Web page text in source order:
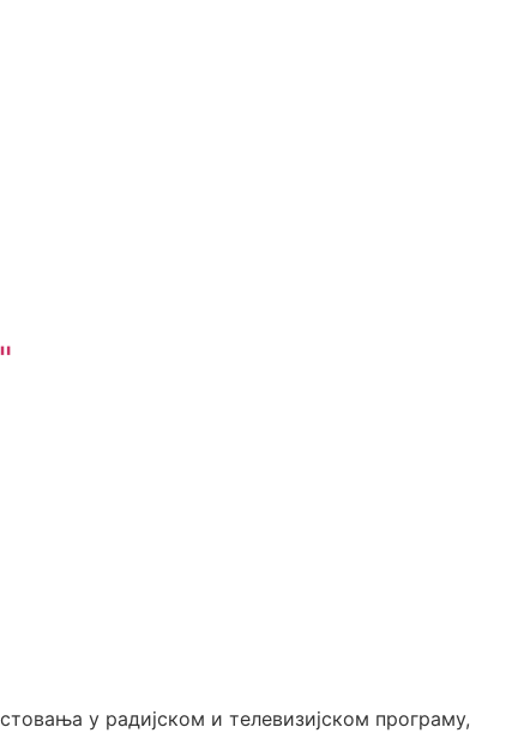
у радијском и телевизијском програму,